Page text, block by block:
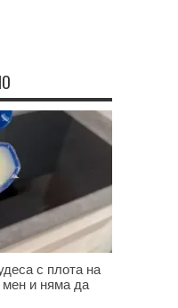
с плота на
мен и няма да